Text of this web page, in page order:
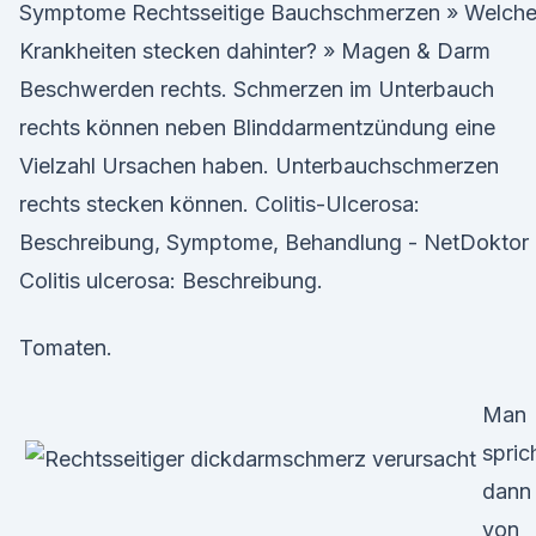
Symptome Rechtsseitige Bauchschmerzen » Welche
Krankheiten stecken dahinter? » Magen & Darm
Beschwerden rechts. Schmerzen im Unterbauch
rechts können neben Blinddarmentzündung eine
Vielzahl Ursachen haben. Unterbauchschmerzen
rechts stecken können. Colitis-Ulcerosa:
Beschreibung, Symptome, Behandlung - NetDoktor
Colitis ulcerosa: Beschreibung.
Tomaten.
Man
dann
von